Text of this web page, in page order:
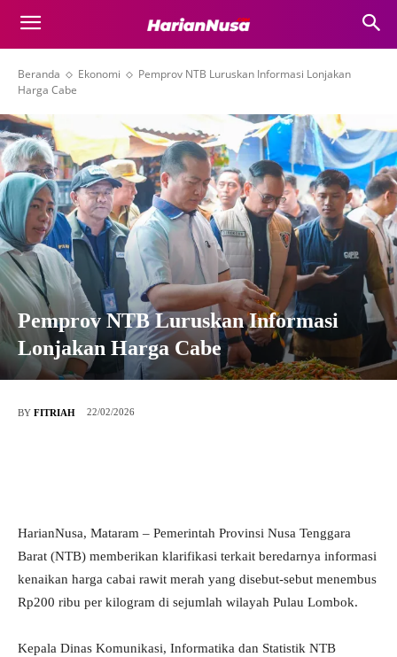
Beranda Ekonomi
Pemprov NTB Luruskan Informasi Lonjakan
Harga Cabe
Pemprov NTB Luruskan Informasi
Lonjakan Harga Cabe
BY FITRIAH 22/02/2026
HarianNusa, Mataram – Pemerintah Provinsi Nusa Tenggara
Barat (NTB) memberikan klarifikasi terkait beredarnya informasi
kenaikan harga cabai rawit merah yang disebut-sebut menembus
Rp200 ribu per kilogram di sejumlah wilayah Pulau Lombok.
Kepala Dinas Komunikasi, Informatika dan Statistik NTB